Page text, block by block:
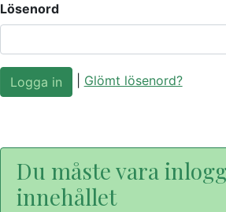
Lösenord
Glömt lösenord?
Du måste vara
innehållet